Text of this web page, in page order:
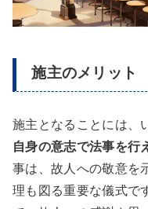
施主のメリット
施主となることには、
自身の意志で法事を行
事は、故人への敬意を
理も図る重要な儀式で